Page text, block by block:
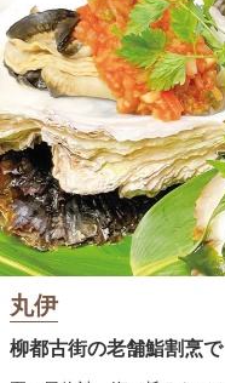
丸伊
柳都古街の老舗鮨割烹